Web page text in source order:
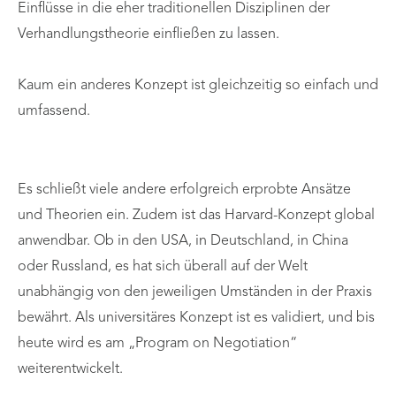
Einflüsse in die eher traditionellen Disziplinen der
Verhandlungstheorie einfließen zu lassen.
Kaum ein anderes Konzept ist gleichzeitig so einfach und
umfassend.
Es schließt viele andere erfolgreich erprobte Ansätze
und Theorien ein. Zudem ist das Harvard-Konzept global
anwendbar. Ob in den USA, in Deutschland, in China
oder Russland, es hat sich überall auf der Welt
unabhängig von den jeweiligen Umständen in der Praxis
bewährt. Als universitäres Konzept ist es validiert, und bis
heute wird es am „Program on Negotiation“
weiterentwickelt.